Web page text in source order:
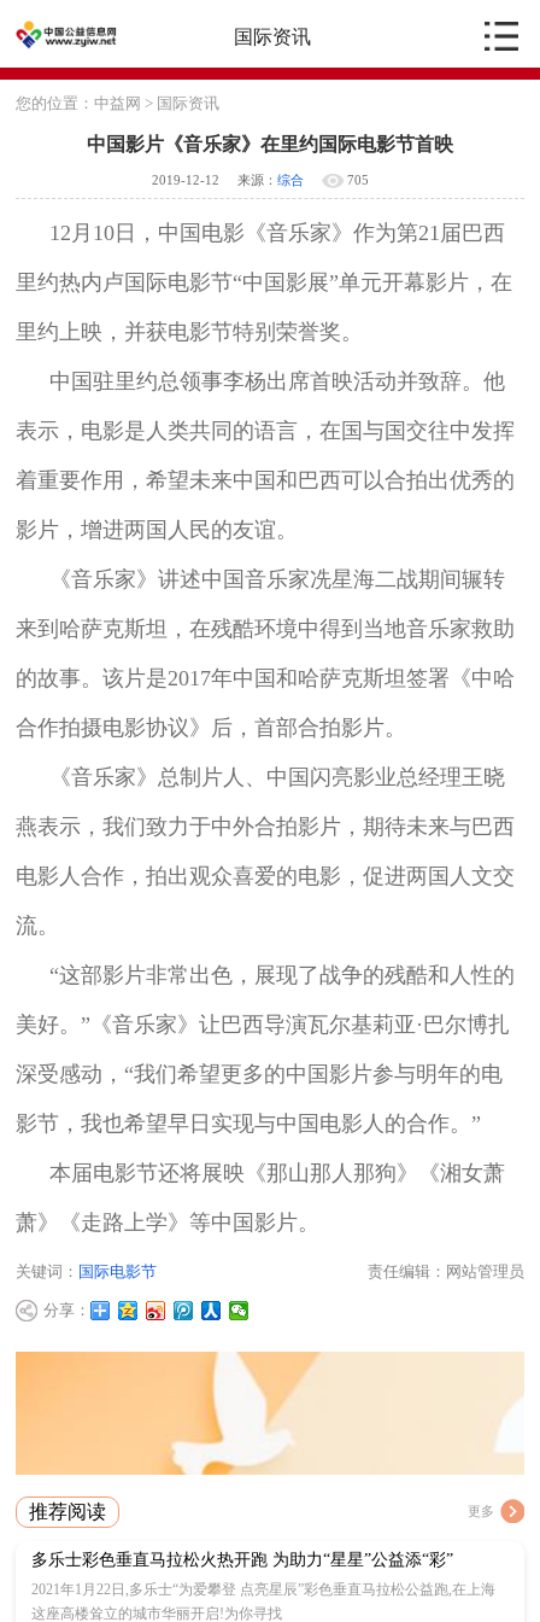
国际资讯
您的位置：中益网 > 国际资讯
中国影片《音乐家》在里约国际电影节首映
2019-12-12 来源：综合 705
12月10日，中国电影《音乐家》作为第21届巴西
里约热内卢国际电影节“中国影展”单元开幕影片，在
里约上映，并获电影节特别荣誉奖。
中国驻里约总领事李杨出席首映活动并致辞。他
表示，电影是人类共同的语言，在国与国交往中发挥
着重要作用，希望未来中国和巴西可以合拍出优秀的
影片，增进两国人民的友谊。
《音乐家》讲述中国音乐家冼星海二战期间辗转
来到哈萨克斯坦，在残酷环境中得到当地音乐家救助
的故事。该片是2017年中国和哈萨克斯坦签署《中哈
合作拍摄电影协议》后，首部合拍影片。
《音乐家》总制片人、中国闪亮影业总经理王晓
燕表示，我们致力于中外合拍影片，期待未来与巴西
电影人合作，拍出观众喜爱的电影，促进两国人文交
流。
“这部影片非常出色，展现了战争的残酷和人性的
美好。”《音乐家》让巴西导演瓦尔基莉亚·巴尔博扎
深受感动，“我们希望更多的中国影片参与明年的电
影节，我也希望早日实现与中国电影人的合作。”
本届电影节还将展映《那山那人那狗》《湘女萧
萧》《走路上学》等中国影片。
关键词： 国际电影节 责任编辑：网站管理员
分享：
推荐阅读 更多
多乐士彩色垂直马拉松火热开跑 为助力“星星”公益添“彩”
2021年1月22日,多乐士“为爱攀登 点亮星辰”彩色垂直马拉松公益跑,在上海
这座高楼耸立的城市华丽开启!为你寻找